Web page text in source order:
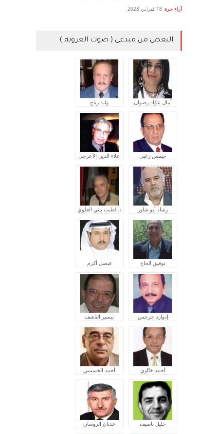
آراء حرة 18 فبراير، 2023
البعض من مبدعي ( صوت العروبة )
آمال عوّاد رضوان وليد رباح
جيمس زغبي علاء الدين الأعرجي
رشاد أبو شاور د.الطيب بيتي العلوي
توفيق الحاج فيصل أكرم
إدوارد جرجس تيسير الناشف
أحمد ختّاوي أحمد الخميسي
خليل ناصيف عدنان الروسان